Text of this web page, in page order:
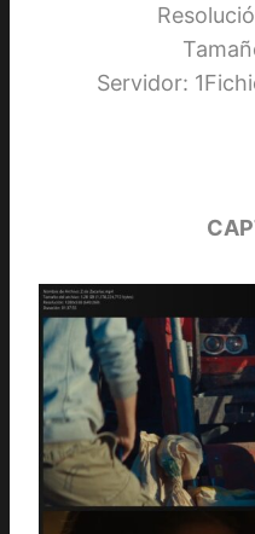
Servidor: